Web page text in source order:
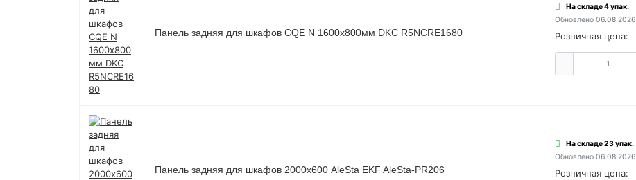
Панель задняя для шкафов CQE N 1600х800мм DKC R5NCRE1680
На складе 4 упак.
Обновлено 06.08.2026
Розничная цена:
-
Панель задняя для шкафов 2000х600 AleSta EKF AleSta-PR206
На складе 23 упак.
Обновлено 06.08.2026
Розничная цена: